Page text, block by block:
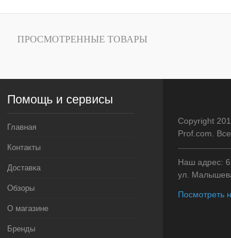
наличии
ПРОСМОТРЕННЫЕ ТОВАРЫ
Помощь и сервисы
Главная
Контакты
Доставка
Обзоры
О магазине
Бренды
Copyright
Prof.com.
Наш адрес:
ул.
Посмотреть